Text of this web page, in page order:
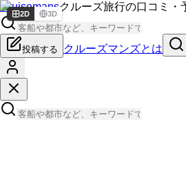
Cruisemansクルーズ旅行の口コミ・
投稿する クルーズマンズとは
2D 3D